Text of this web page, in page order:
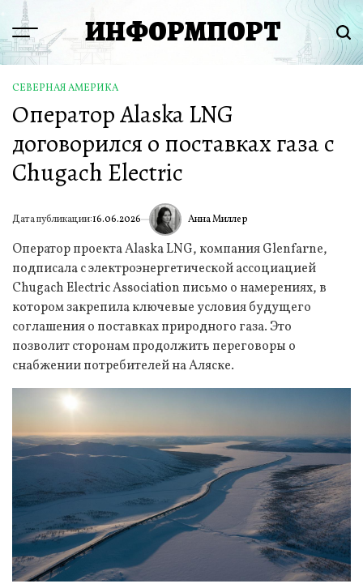
Перейти
содержимому
Menu ИНФОРМПОРТ
ОПУБЛИКОВАНО
В
СЕВЕРНАЯ АМЕРИКА
Оператор Alaska LNG
договорился о поставках газа с
Chugach Electric
Дата публикации:16.06.2026 ИА Анна Миллер
Оператор проекта Alaska LNG, компания Glenfarne,
подписала с электроэнергетической ассоциацией
Chugach Electric Association письмо о намерениях, в
котором закрепила ключевые условия будущего
соглашения о поставках природного газа. Это
позволит сторонам продолжить переговоры о
снабжении потребителей на Аляске.